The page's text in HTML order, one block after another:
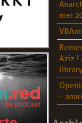
mei
Aziz !
–